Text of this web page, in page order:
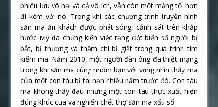
phiêu lưu vô hại và cả vô ích, vẫn còn một mảng tối hơn
đi kèm với nó. Trong khi các chương trình truyền hình
săn ma ăn khách được phát sóng, cảnh sát trên khắp
nước Mỹ đã chứng kiến việc tăng đột biến số người bị
bắt, bị thương và thậm chí bị giết trong quá trình tìm
kiếm ma. Năm 2010, một người đàn ông đã thiệt mạng
trong khi săn ma cùng nhóm bạn với vọng nhìn thấy ma
của một con tàu bị tai nạn nhiều năm trước đó. Con tàu
ma không thấy đâu nhưng một con tàu thực xuất hiện
đúng khúc cua và nghiến chết thợ săn ma xấu số.